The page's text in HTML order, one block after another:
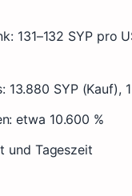
131–132 SYP pro
13.880 SYP (Kauf),
etwa 10.600 %
und Tageszeit